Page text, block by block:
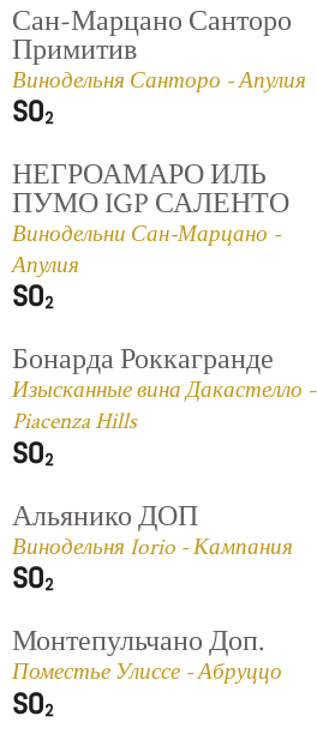
Сан-Марцано Санторо
Примитив
Винодельня Санторо - Апулия
НЕГРОАМАРО ИЛЬ
ПУМО IGP САЛЕНТО
Винодельни Сан-Марцано -
Апулия
Бонарда Роккагранде
Изысканные вина Дакастелло -
Piacenza Hills
Альянико ДОП
Винодельня Iorio - Кампания
Монтепульчано Доп.
Поместье Улиссе - Абруццо